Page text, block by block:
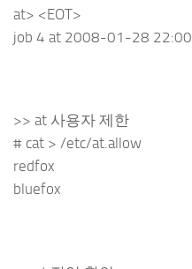
at> <EOT>
job 4 at 2008-01-28 22:00
>> at 사용자 제한
# cat > /etc/at.allow
redfox
bluefox